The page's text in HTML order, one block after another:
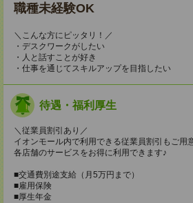
職種未経験OK
＼こんな方にピッタリ！／
・デスクワークがしたい
・人と話すことが好き
・仕事を通じてスキルアップを目指したい
待遇・福利厚生
＼従業員割引あり／
イオンモール内で利用できる従業員割引もご用意
各店舗のサービスをお得に利用できます♪
■交通費別途支給（月5万円まで）
■雇用保険
■厚生年金